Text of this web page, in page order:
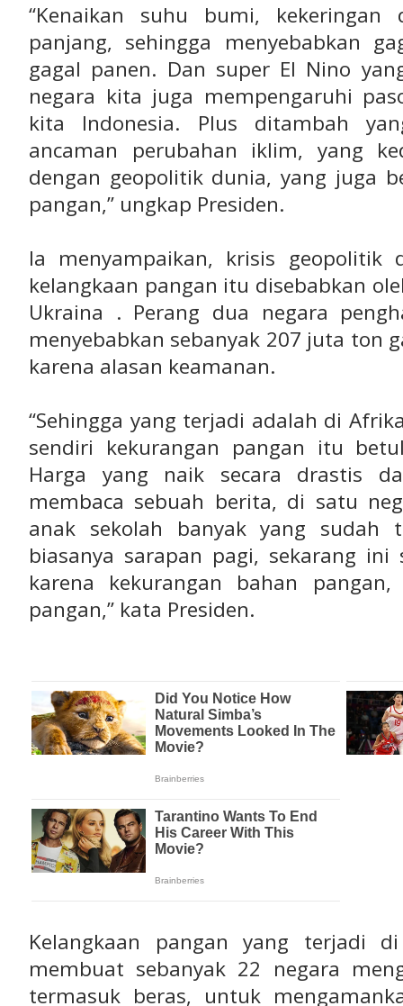
“Kenaikan suhu bumi, kekeringan
panjang, sehingga menyebabkan
gagal panen. Dan super El Nino
negara kita juga mempengaruhi
kita Indonesia. Plus ditambah
ancaman perubahan iklim, yang
dengan geopolitik dunia, yang juga
pangan,” ungkap Presiden.
Ia menyampaikan, krisis geopolitik
kelangkaan pangan itu disebabkan
Ukraina . Perang dua negara
menyebabkan sebanyak 207 juta ton
karena alasan keamanan.
“Sehingga yang terjadi adalah di
sendiri kekurangan pangan itu
Harga yang naik secara drastis
membaca sebuah berita, di satu
anak sekolah banyak yang sudah
biasanya sarapan pagi, sekarang
karena kekurangan bahan
pangan,” kata Presiden.
Kelangkaan pangan yang terjadi
membuat sebanyak 22 negara
termasuk beras, untuk